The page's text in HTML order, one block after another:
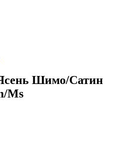
Шимо/Сатин
Ms